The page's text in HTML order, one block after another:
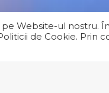
Website-ul nostru.
de Cookie. Prin